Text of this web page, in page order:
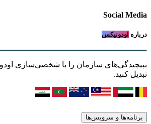
Social Media
درباره اودونیکس
بپیچیدگی‌های سازمان را با شخصی‌سازی
تبدیل کنید.
برنامه‌ها و سرویس‌ها